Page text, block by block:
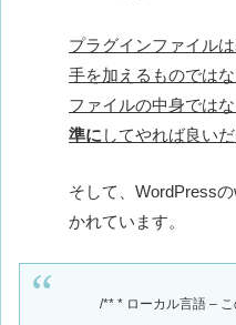
プラグインファイル
手を加えるものではな
ファイルの中身ではな
準にしてやれば良いだ
そして、WordPress
かれています。
/** * ローカル言語 – こ